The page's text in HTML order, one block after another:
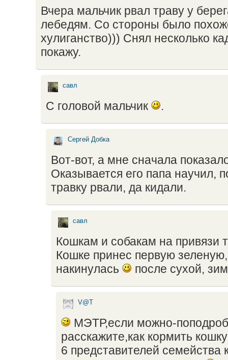
Вчера мальчик рвал траву у
лебедям. Со стороны было
хулиганство))) Снял несколько
покажу.
савл
С головой мальчик .
Сергей Добка
Вот-вот, а мне сначала
Оказывается его папа научил,
травку рвали, да кидали.
савл
Кошкам и собакам на привязи
Кошке принес первую зеленую,
накинулась
после сухой,
V@T
МЭТР,если можно-
расскажите,как кормить
6 представителей семейства